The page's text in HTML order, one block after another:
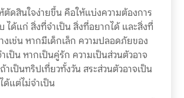
ตัดสินใจง่ายขึ้น คือให้แบ่งความต้องการ
ได้แก่ สิ่งที่จำเป็น สิ่งที่อยากได้ และสิ่งที่
งเช่น หากมีเด็กเล็ก ความปลอดภัยของ
เป็น หากเป็นคู่รัก ความเป็นส่วนตัวอาจ
เป็นทริปเที่ยวทั้งวัน สระส่วนตัวอาจเป็น
ด้แต่ไม่จำเป็น